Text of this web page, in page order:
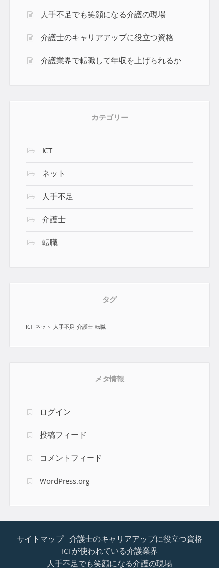
人手不足でも笑顔になる介護の現場
介護士のキャリアアップに役立つ資格
介護業界で転職して年収を上げられるか
カテゴリー
ICT
ネット
人手不足
介護士
転職
タグ
ICT ネット 人手不足 介護士 転職
メタ情報
ログイン
投稿フィード
コメントフィード
WordPress.org
サイトマップ 介護士のキャリアアップに役立つ資格
ICTが使われている介護業界
人手不足でも笑顔になる介護の現場